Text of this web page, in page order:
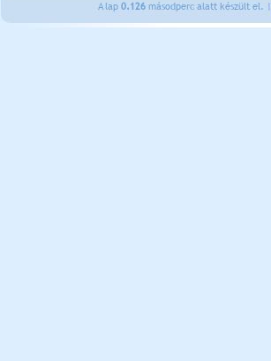
A lap 0.126 másodperc alatt készült el. |